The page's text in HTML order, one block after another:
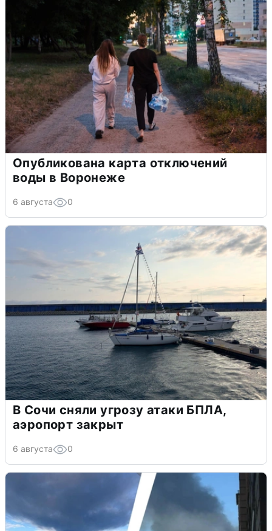
Опубликована карта отключений
воды в Воронеже
6 августа 0
В Сочи сняли угрозу атаки БПЛА,
аэропорт закрыт
6 августа 0